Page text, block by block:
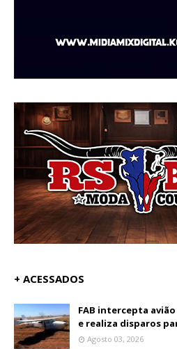
+ ACESSADOS
FAB intercepta
e realiza disparos
Agosto 03, 2026